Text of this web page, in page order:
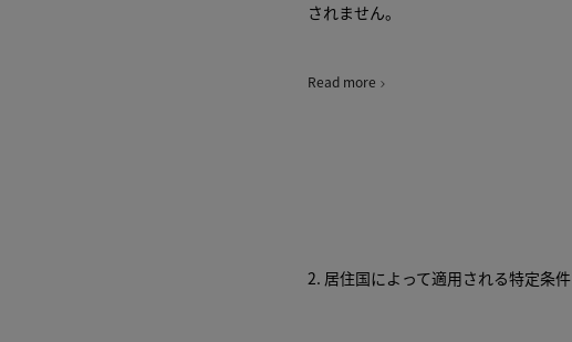
されません。
Read more
2. 居住国によって適用される特定条件